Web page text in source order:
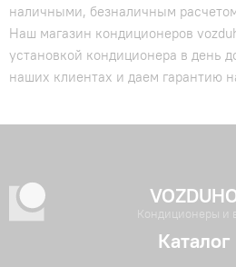
наличными, безналичным
Наш магазин кондиционеров
установкой кондиционера в день
наших клиентах и даем гарантию
Кондиционеры и
Каталог